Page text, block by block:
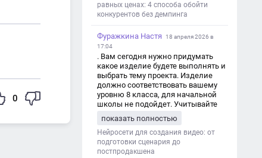
0
равных ценах: 4 способа обойти
конкурентов без демпинга
Фуражкина Настя
18 апреля 2026 в
17:04
. Вам сегодня нужно придумать
какое изделие будете выполнять и
выбрать тему проекта. Изделие
должно соответствовать вашему
уровню 8 класса, для начальной
школы не подойдет. Учитывайте
уровня работы. Структура проекта 1.
Титульный лист - Название школы.
- Тип работы: «Проектная работа». -
Тема проекта. - Кто выполнил:
показать полностью
Нейросети для создания видео: от
подготовки сценария до
постпродакшена